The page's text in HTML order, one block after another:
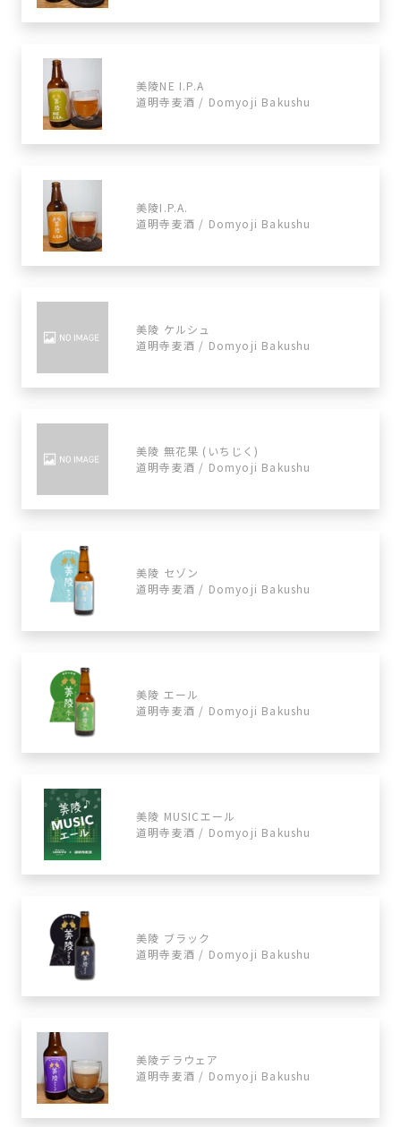
美陵NE I.P.A
道明寺麦酒 / Domyoji Bakushu
美陵I.P.A.
道明寺麦酒 / Domyoji Bakushu
美陵 ケルシュ
道明寺麦酒 / Domyoji Bakushu
美陵 無花果 (いちじく)
道明寺麦酒 / Domyoji Bakushu
美陵 セゾン
道明寺麦酒 / Domyoji Bakushu
美陵 エール
道明寺麦酒 / Domyoji Bakushu
美陵 MUSICエール
道明寺麦酒 / Domyoji Bakushu
美陵 ブラック
道明寺麦酒 / Domyoji Bakushu
美陵デラウェア
道明寺麦酒 / Domyoji Bakushu